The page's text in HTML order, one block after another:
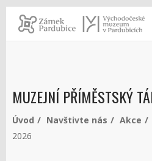
MUZEJNÍ PŘÍMĚSTSKÝ
Úvod Navštivte nás Akce
2026